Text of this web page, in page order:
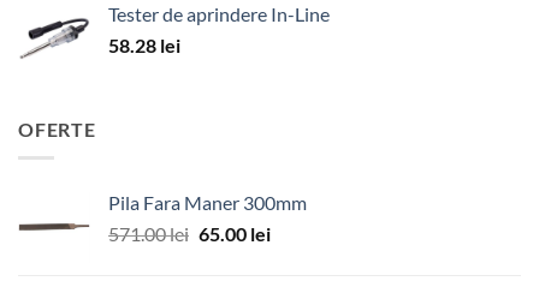
Tester de aprindere In-Line
58.28 lei
OFERTE
Pila Fara Maner 300mm
571.00lei Prețul
65.00 leiPrețul